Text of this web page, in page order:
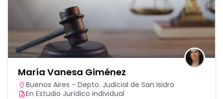
María Vanesa Giménez
Buenos Aires - Depto. Judicial de San Isidro
En Estudio Jurídico individual